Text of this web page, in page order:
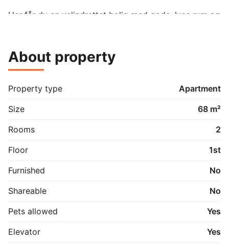
Her får du en velindrettet bolig med gode, lyse rum og
Randers, med kort afstand til byliv, indkøb, offentlig
transport og grønne områder. En ideel beliggenhed,
har at byde på.
En lejlighed der skal opleves!
About property
Property type
Apartment
Size
68 m²
Rooms
2
Floor
1st
Furnished
No
Shareable
No
Pets allowed
Yes
Elevator
Yes